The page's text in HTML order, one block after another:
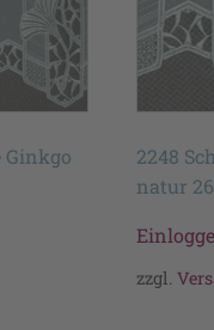
Ginkgo
2248
natur
zzgl.